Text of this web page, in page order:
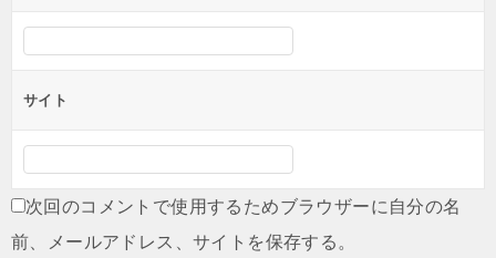
サイト
次回のコメントで使用するためブラウザーに自分の名
前、メールアドレス、サイトを保存する。